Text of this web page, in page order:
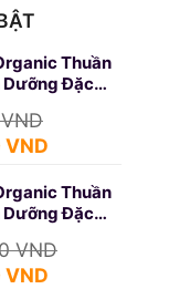
Thuần
Dưỡng Đặc
VND
VND
tại
là:
439.000 VND.
Thuần
Dưỡng Đặc
VND
VND